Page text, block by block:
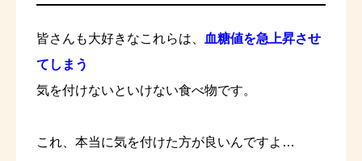
皆さんも大好きなこれらは、
血糖値を急上昇させ
てしまう
気を付けないといけない食べ物です。
これ、本当に気を付けた方が良いんですよ…